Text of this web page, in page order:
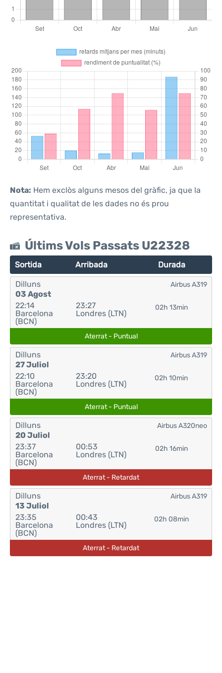
Nota: Hem exclòs alguns mesos del gràfic, ja que la
quantitat i qualitat de les dades no és prou
representativa.
Últims Vols Passats U22328
Sortida Arribada Durada
Dilluns
03 Agost
22:14
Barcelona
(BCN)
23:27
Londres (LTN)
02h 13min
Airbus A319
Aterrat - Puntual
Dilluns
27 Juliol
22:10
Barcelona
(BCN)
23:20
Londres (LTN)
02h 10min
Airbus A319
Aterrat - Puntual
Dilluns
20 Juliol
23:37
Barcelona
(BCN)
00:53
Londres (LTN)
02h 16min
Airbus A320neo
Aterrat - Retardat
Dilluns
13 Juliol
23:35
Barcelona
(BCN)
00:43
Londres (LTN)
02h 08min
Airbus A319
Aterrat - Retardat